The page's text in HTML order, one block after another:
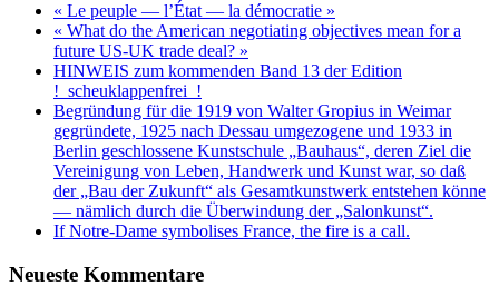
referenda,
democratic
accountability
political
statements
« Le peuple — l’État — la démocratie »
« What do the American negotiating objectives mean for a
future US-UK trade deal? »
HINWEIS zum kommenden Band 13 der Edition
!_scheuklappenfrei_!
Begründung für die 1919 von Walter Gropius in Weimar
gegründete, 1925 nach Dessau umgezogene und 1933 in
Berlin geschlossene Kunstschule „Bauhaus“, deren Ziel die
Vereinigung von Leben, Handwerk und Kunst war, so daß
der „Bau der Zukunft“ als Gesamtkunstwerk entstehen könne
— nämlich durch die Überwindung der „Salonkunst“.
If Notre-Dame symbolises France, the fire is a call.
Neueste Kommentare